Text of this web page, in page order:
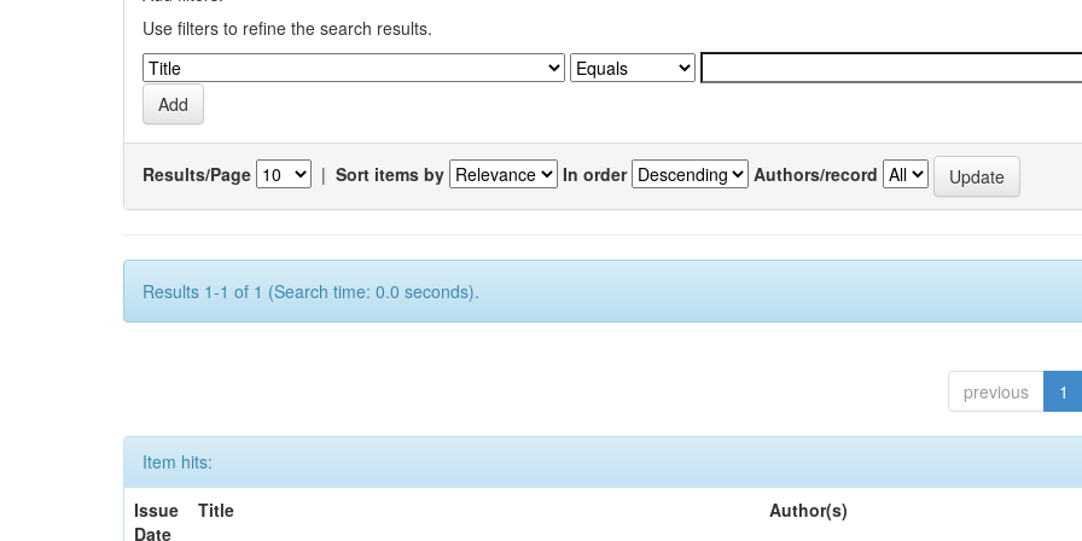
Use filters to refine the search results.
Results/Page | Sort items by In order Authors/record
Results 1-1 of 1 (Search time: 0.0 seconds).
previous 1
Item hits:
Issue
Date
Title Author(s)